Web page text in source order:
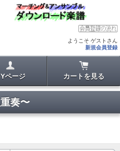
ようこそ ゲストさん
新規会員登録
ページ カートを見る
奏〜